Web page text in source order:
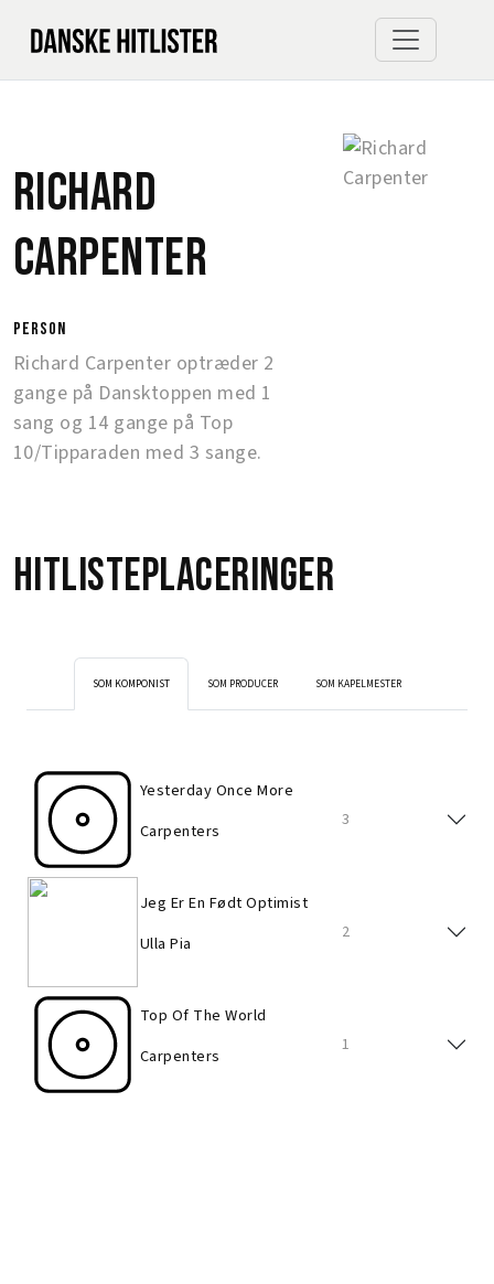
Richard
Carpenter
person
Richard Carpenter optræder 2
gange på Dansktoppen med 1
sang og 14 gange på Top
10/Tipparaden med 3 sange.
Hitlisteplaceringer
SOM KOMPONIST SOM PRODUCER SOM KAPELMESTER
Yesterday Once More
Carpenters
3
Jeg Er En Født Optimist
Ulla Pia
2
Top Of The World
Carpenters
1